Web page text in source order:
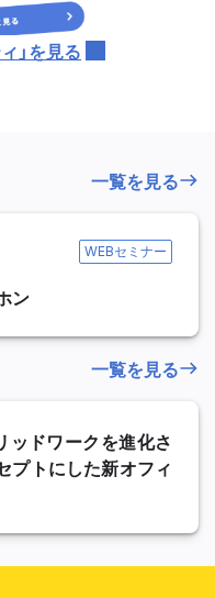
WEBセミナー
ン
一覧を見る
ッドワークを進化さ
プトにした新オフィ
一覧を見る
」を見る